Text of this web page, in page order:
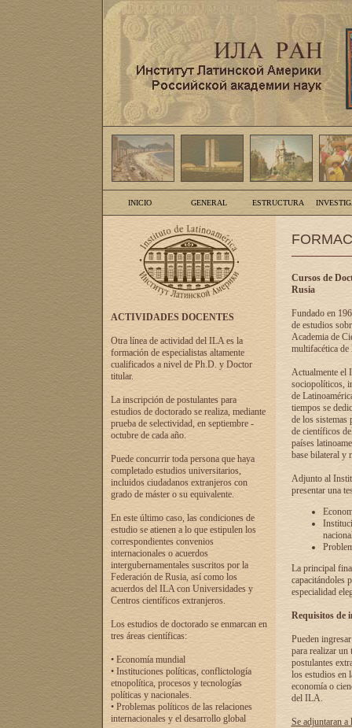
INICIO GENERAL ESTRUCTURA
ACTIVIDADES DOCENTES
Otra línea de actividad del ILA es la
formación de especialistas altamente
cualificados a nivel de Ph.D. y Doctor
titular.
La inscripción de postulantes para
estudios de doctorado se realiza, mediante
prueba de selectividad, en septiembre -
octubre de cada año.
Puede concurrir toda persona que haya
completado estudios universitarios,
incluidos ciudadanos extranjeros con
grado de máster o su equivalente.
En este último caso, las condiciones de
estudio se atienen a lo que estipulen los
correspondientes convenios
internacionales o acuerdos
intergubernamentales suscritos por la
Federación de Rusia, así como los
acuerdos del ILA con Universidades y
Centros científicos extranjeros.
Los estudios de doctorado se enmarcan en
tres áreas científicas:
• Economía mundial
• Instituciones políticas, conflictología
etnopolítica, procesos y tecnologías
políticas y nacionales.
• Problemas políticos de las relaciones
internacionales y el desarrollo global
Cursos de
Rusia
Fundado en
de estudios
Academia de
multifacética de
Actualmente el
sociopolíticos,
de
tiempos se
de los sistemas
de científicos
países
base bilateral y
Adjunto al
presentar una
La principal
capacitándoles
especialidad
Requisitos de
Pueden
para realizar un
postulantes
los estudios en
economía o
del ILA.
Se adjuntaran a